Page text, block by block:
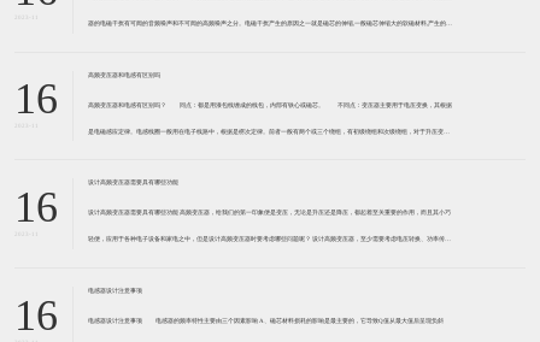
器的电磁干扰有可闻的音频噪声和不可闻的高频噪声之分。电磁干扰产生的原因之一就是磁芯的伸缩,一般磁芯伸缩大的软磁材料,产生的电
16
高频变压器和电感有区别吗
高频变压器和电感有区别吗？ 同点：都是用漆包线缠成的线包，内部有铁心或磁芯。 不同点：变压器主要用于电压变换，其根据
是电磁感应定律。电感线圈一般用在电子线路中，根据是楞次定律。前者一般有两个或三个绕组，有初级绕组和次级绕组，对于升压变压
16
设计高频变压器需要具有哪些功能
设计高频变压器需要具有哪些功能 高频变压器，给我们的第一印象便是变压，无论是升压还是降压，都起着至关重要的作用，而且其小巧
轻便，应用于各种电子设备和家电之中，但是设计高频变压器时要考虑哪些问题呢？ 设计高频变压器，至少需要考虑电压转换、功率传输
16
电感器设计注意事项
电感器设计注意事项 电感器的频率特性主要由三个因素影响 A、磁芯材料损耗的影响是最主要的，它导致Q值从最大值后呈现负斜